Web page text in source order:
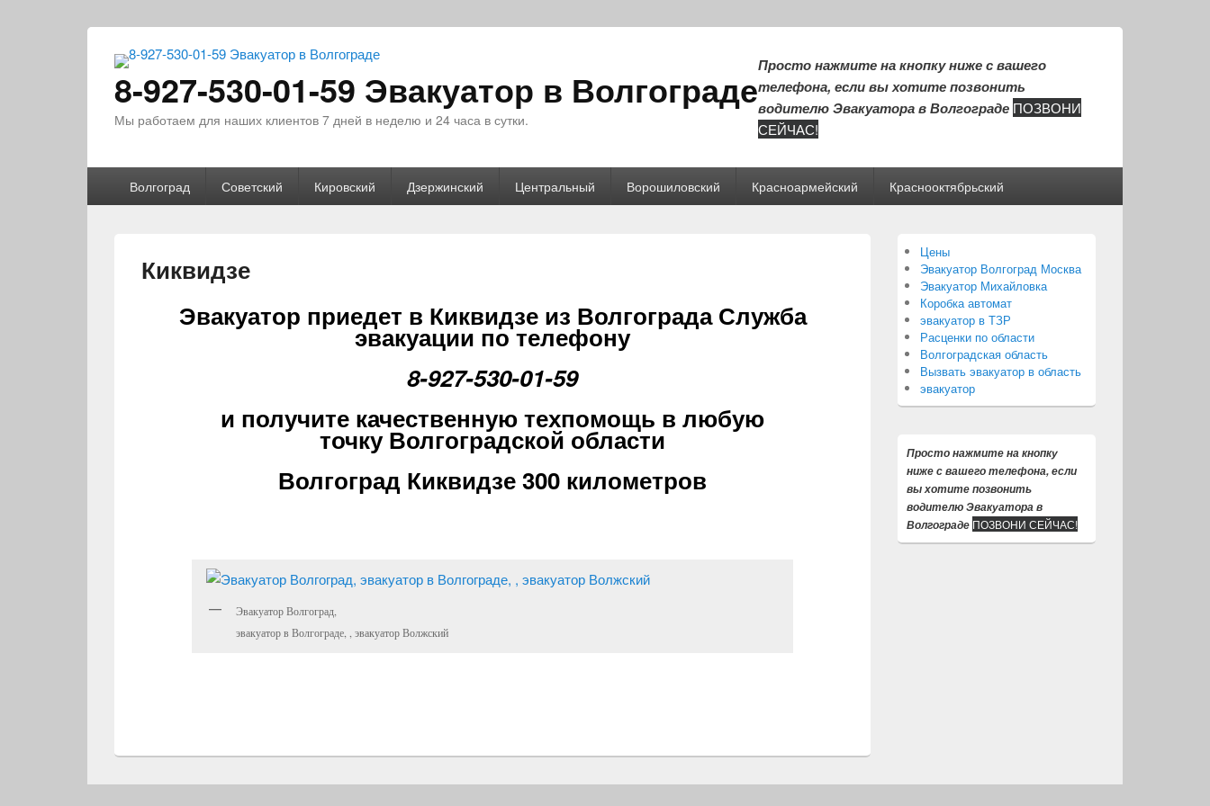
8-927-530-01-59 Эвакуатор в Волгограде
Мы работаем для наших клиентов 7 дней в неделю и 24 часа в сутки.
Просто нажмите на кнопку ниже с вашего
телефона, если вы хотите позвонить
водителю Эвакуатора в Волгограде ПОЗВОНИ
СЕЙЧАС!
Волгоград Советский Кировский Дзержинский Центральный Ворошиловский Красноармейский Краснооктябрьский
Киквидзе
Эвакуатор приедет в Киквидзе из Волгограда Служба
эвакуации по телефону
8-927-530-01-59
и получите качественнуютехпомощь в любую
точкуВолгоградской области
Волгоград Киквидзе 300 километров
Эвакуатор Волгоград,
эвакуатор в Волгограде, , эвакуатор Волжский
Цены
Эвакуатор Волгоград Москва
Эвакуатор Михайловка
Коробка автомат
эвакуатор в ТЗР
Расценки по области
Волгоградская область
Вызвать эвакуатор в область
эвакуатор
Просто нажмите на кнопку
ниже с вашего телефона, если
вы хотите позвонить
водителю Эвакуатора в
Волгограде ПОЗВОНИ СЕЙЧАС!